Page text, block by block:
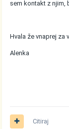
sem kontakt z njim,
Hvala že vnaprej za
Alenka
Citiraj